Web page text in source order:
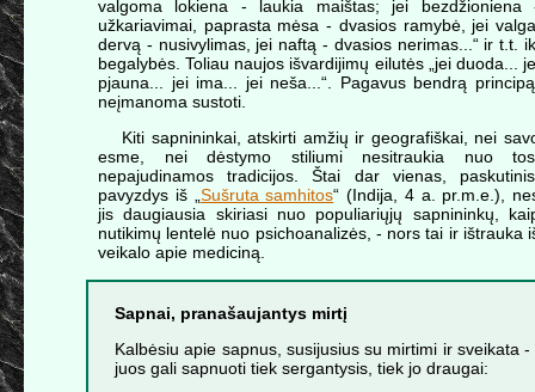
valgoma lokiena - laukia maištas; jei bezdžioniena
užkariavimai, paprasta mėsa - dvasios ramybė, jei
dervą - nusivylimas, jei naftą - dvasios nerimas...“ ir t.t.
begalybės. Toliau naujos išvardijimų eilutės „jei duoda...
pjauna... jei ima... jei neša...“. Pagavus bendrą
neįmanoma sustoti.
Kiti sapnininkai, atskirti amžių ir geografiškai, nei
esme, nei dėstymo stiliumi nesitraukia nuo
nepajudinamos tradicijos. Štai dar vienas,
pavyzdys iš „Sušruta samhitos“ (Indija, 4 a. pr.m.e.),
jis daugiausia skiriasi nuo populiariųjų sapnininkų,
nutikimų lentelė nuo psichoanalizės, - nors tai ir ištrauka
veikalo apie mediciną.
Sapnai, pranašaujantys mirtį
Kalbėsiu apie sapnus, susijusius su mirtimi ir sveikata -
juos gali sapnuoti tiek sergantysis, tiek jo draugai: